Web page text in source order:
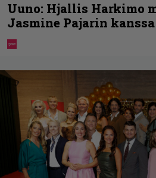
Uuno: Hjallis Harkimo
Jasmine Pajarin kanssa